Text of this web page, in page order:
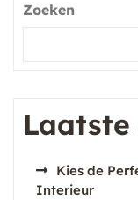
Zoeken
Kies de
Interieur